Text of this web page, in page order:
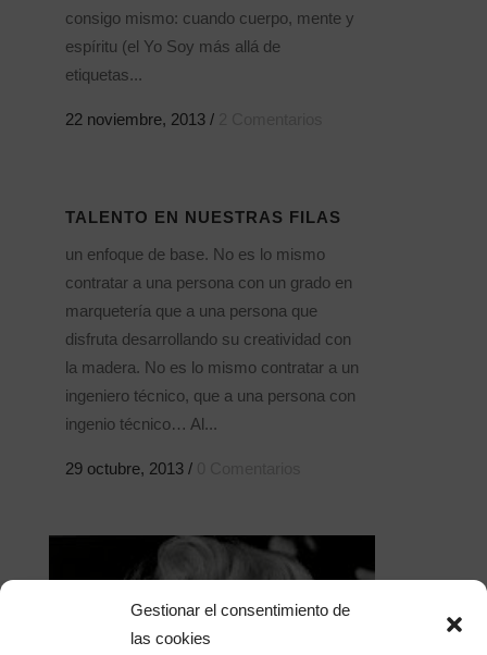
Gestionar el consentimiento de
las cookies
consigo mismo: cuando cuerpo, mente y
espíritu (el Yo Soy más allá de
etiquetas...
22 noviembre, 2013/
TALENTO EN NUESTRAS FILAS
un enfoque de base. No es lo mismo
contratar a una persona con un grado en
marquetería que a una persona que
disfruta desarrollando su creatividad con
la madera. No es lo mismo contratar a un
ingeniero técnico, que a una persona con
ingenio técnico… Al...
29 octubre, 2013/